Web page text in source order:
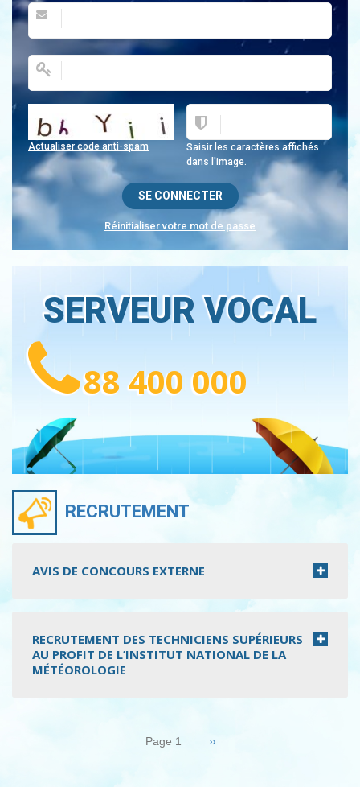
Saisir les caractères affichés
dans l'image.
Actualiser code anti-spam
Réinitialiser votre mot de passe
SERVEUR VOCAL
88 400 000
RECRUTEMENT
AVIS DE CONCOURS EXTERNE
RECRUTEMENT DES TECHNICIENS SUPÉRIEURS
AU PROFIT DE L’INSTITUT NATIONAL DE LA
MÉTÉOROLOGIE
Page 1 Page
››